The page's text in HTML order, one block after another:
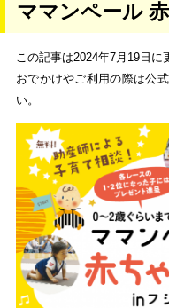
ママンペール
この記事は2024年7月19日に
おでかけやご利用の際は公
い。